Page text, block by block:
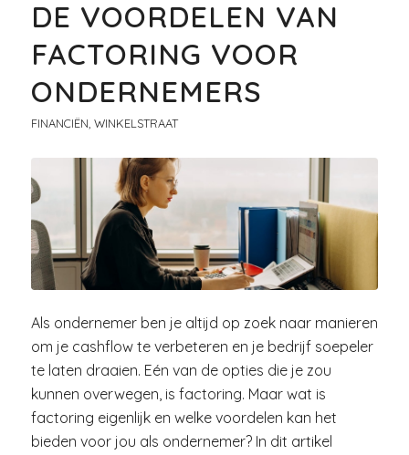
DE VOORDELEN VAN
FACTORING VOOR
ONDERNEMERS
FINANCIËN WINKELSTRAAT
Als ondernemer ben je altijd op zoek naar manieren
om je cashflow te verbeteren en je bedrijf soepeler
te laten draaien. Eén van de opties die je zou
kunnen overwegen, is factoring. Maar wat is
factoring eigenlijk en welke voordelen kan het
bieden voor jou als ondernemer? In dit artikel